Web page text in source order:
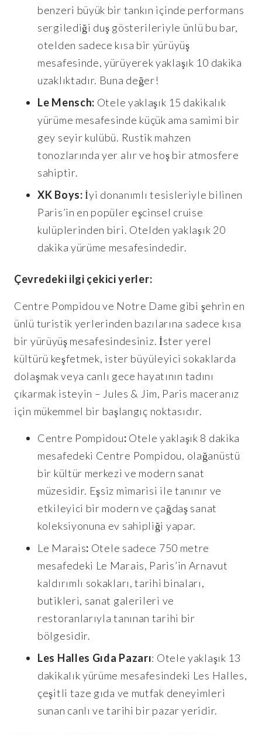
benzeri büyük bir tankın içinde performans
sergilediği duş gösterileriyle ünlü bu bar,
otelden sadece kısa bir yürüyüş
mesafesinde, yürüyerek yaklaşık 10 dakika
uzaklıktadır. Buna değer!
Le Mensch: Otele yaklaşık 15 dakikalık
yürüme mesafesinde küçük ama samimi bir
gey seyir kulübü. Rustik mahzen
tonozlarında yer alır ve hoş bir atmosfere
sahiptir.
XK Boys:İyi donanımlı tesisleriyle bilinen
Paris’in en popüler eşcinsel cruise
kulüplerinden biri. Otelden yaklaşık 20
dakika yürüme mesafesindedir.
Çevredeki ilgi çekici yerler:
Centre Pompidou ve Notre Dame gibi şehrin en
ünlü turistik yerlerinden bazılarına sadece kısa
bir yürüyüş mesafesindesiniz. İster yerel
kültürü keşfetmek, ister büyüleyici sokaklarda
dolaşmak veya canlı gece hayatının tadını
çıkarmak isteyin – Jules & Jim, Paris maceranız
için mükemmel bir başlangıç noktasıdır.
Centre Pompidou: Otele yaklaşık 8 dakika
mesafedeki Centre Pompidou, olağanüstü
bir kültür merkezi ve modern sanat
müzesidir. Eşsiz mimarisi ile tanınır ve
etkileyici bir modern ve çağdaş sanat
koleksiyonuna ev sahipliği yapar.
Le Marais: Otele sadece 750 metre
mesafedeki Le Marais, Paris’in Arnavut
kaldırımlı sokakları, tarihi binaları,
butikleri, sanat galerileri ve
restoranlarıyla tanınan tarihi bir
bölgesidir.
Les Halles Gıda Pazarı: Otele yaklaşık 13
dakikalık yürüme mesafesindeki Les Halles,
çeşitli taze gıda ve mutfak deneyimleri
sunan canlı ve tarihi bir pazar yeridir.